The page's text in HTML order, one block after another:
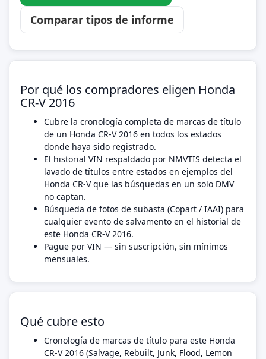
Comparar tipos de informe
Por qué los compradores eligen Honda
CR-V 2016
Cubre la cronología completa de marcas de título
de un Honda CR-V 2016 en todos los estados
donde haya sido registrado.
El historial VIN respaldado por NMVTIS detecta el
lavado de títulos entre estados en ejemplos del
Honda CR-V que las búsquedas en un solo DMV
no captan.
Búsqueda de fotos de subasta (Copart / IAAI) para
cualquier evento de salvamento en el historial de
este Honda CR-V 2016.
Pague por VIN — sin suscripción, sin mínimos
mensuales.
Qué cubre esto
Cronología de marcas de título para este Honda
CR-V 2016 (Salvage, Rebuilt, Junk, Flood, Lemon